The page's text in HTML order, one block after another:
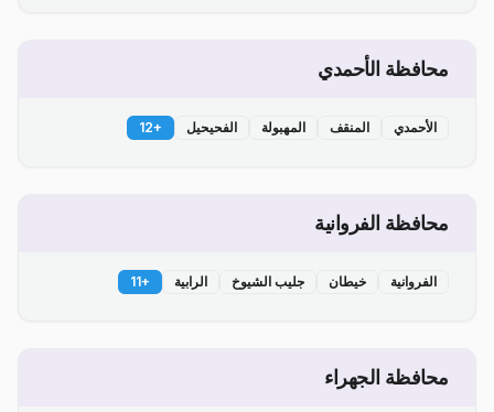
محافظة الأحمدي
الأحمدي المنقف المهبولة الفحيحيل +
12
محافظة الفروانية
الفروانية خيطان جليب الشيوخ الرابية +
11
محافظة الجهراء